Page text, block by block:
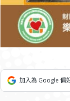
加入為 Google 偏